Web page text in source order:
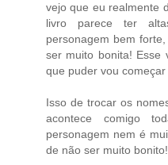
vejo que eu realmente
livro parece ter
personagem bem
ser muito bonita! Esse
que puder vou começar
Isso de trocar os
acontece comigo
personagem nem é
de não ser muito